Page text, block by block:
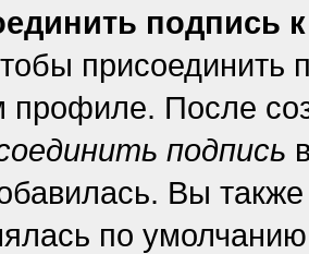
подпись
присоединить
профиле. После
подпись
Вы
по